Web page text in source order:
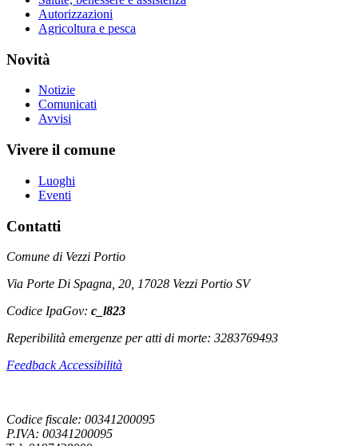
Autorizzazioni
Agricoltura e pesca
Novità
Notizie
Comunicati
Avvisi
Vivere il comune
Luoghi
Eventi
Contatti
Comune di Vezzi Portio
Via Porte Di Spagna, 20, 17028 Vezzi Portio SV
Codice IpaGov: c_l823
Reperibilità emergenze per atti di morte: 3283769493
Feedback Accessibilità
Codice fiscale: 00341200095
P.IVA: 00341200095